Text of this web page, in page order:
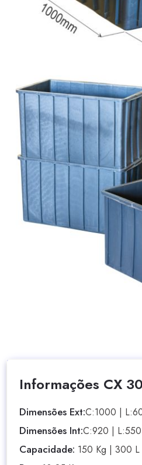
Informações CX
Dimensões Ext:C:1000 |
Dimensões Int:C:920 |
Capacidade: 150 Kg | 300 L